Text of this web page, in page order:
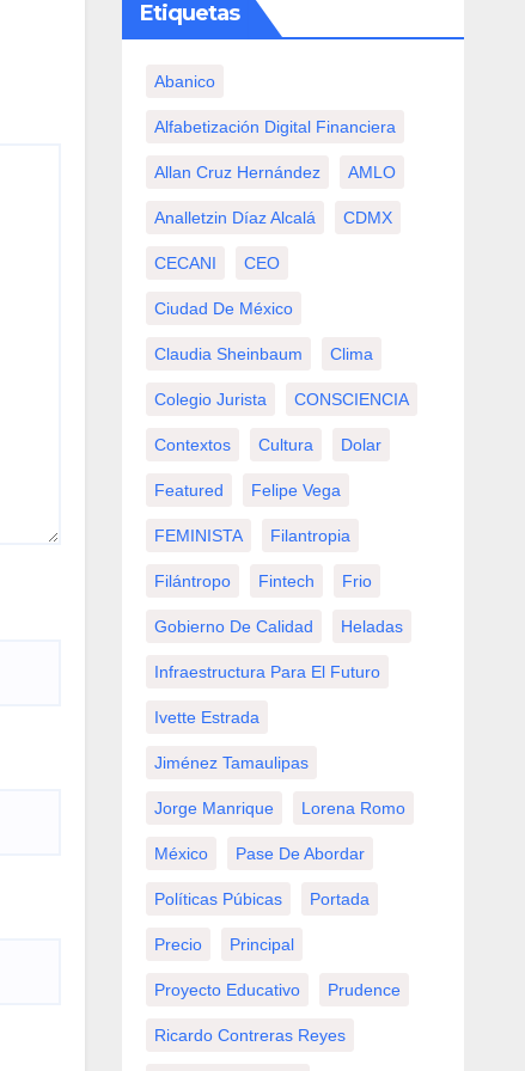
Etiquetas
Abanico
Alfabetización Digital Financiera
Allan Cruz Hernández AMLO
Analletzin Díaz Alcalá CDMX
CECANI CEO
Ciudad De México
Claudia Sheinbaum Clima
Colegio Jurista CONSCIENCIA
Contextos Cultura Dolar
Featured Felipe Vega
FEMINISTA Filantropia
Filántropo Fintech Frio
Gobierno De Calidad Heladas
Infraestructura Para El Futuro
Ivette Estrada
Jiménez Tamaulipas
Jorge Manrique Lorena Romo
México Pase De Abordar
Políticas Púbicas Portada
Precio Principal
Proyecto Educativo Prudence
Ricardo Contreras Reyes